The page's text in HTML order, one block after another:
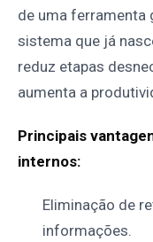
de uma ferramenta
sistema que já
reduz etapas
aumenta a
Principais
internos:
Eliminação de
informações.